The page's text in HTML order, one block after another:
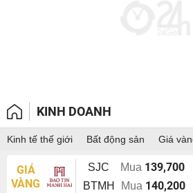
KINH DOANH
Kinh tế thế giới Bất động sản Giá
GIÁ
VÀNG
SJC Mua 139,700
BTMH Mua 140,200